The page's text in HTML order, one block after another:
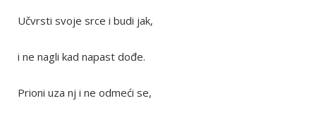
Učvrsti svoje srce i budi jak,
i ne nagli kad napast dođe.
Prioni uza nj i ne odmeći se,